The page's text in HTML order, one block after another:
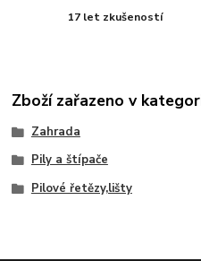
17 let zkušeností
Zboží zařazeno v
Zahrada
Pily a štípače
Pilové řetězy,lišty